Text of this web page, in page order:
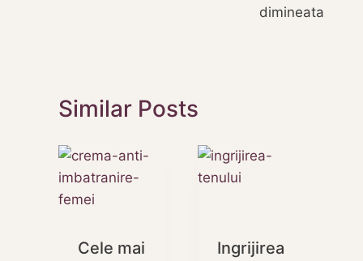
dimineata
Similar Posts
Cele mai
Ingrijirea